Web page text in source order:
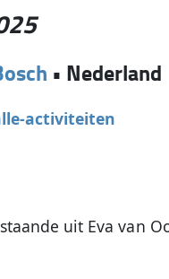
• Nederland
activiteiten
uit Eva van